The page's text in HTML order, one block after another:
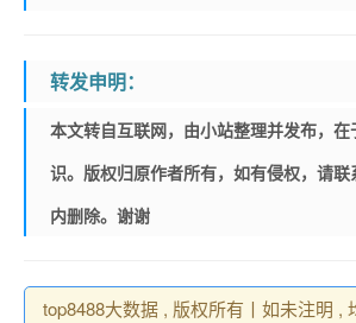
转发申明：
本文转自互联网，由小站整理并发布，
识。版权归原作者所有，如有侵权，请
内删除。谢谢
top8488大数据 , 版权所有丨如未注明 ,